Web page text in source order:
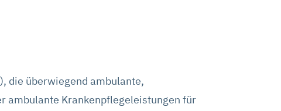
die überwiegend ambulante,
ambulante Krankenpflegeleistungen für